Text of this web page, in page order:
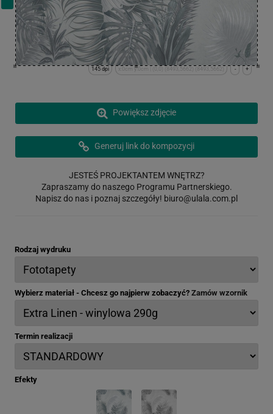
+
-
x:0cm y:0cm | (0,0) (8493,5662) (8493,5662)
145 dpi
Powiększ zdjęcie
Generuj link do kompozycji
JESTEŚ PROJEKTANTEM WNĘTRZ?
Zapraszamy do naszego Programu Partnerskiego.
Napisz do nas i poznaj szczegóły! biuro@ulala.com.pl
Rodzaj wydruku
Wybierz materiał - Chcesz go najpierw zobaczyć? Zamów wzornik
Termin realizacji
Efekty